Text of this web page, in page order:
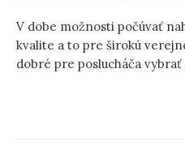
V dobe možnosti počúvať
kvalite a to pre širokú
dobré pre poslucháča vybrať